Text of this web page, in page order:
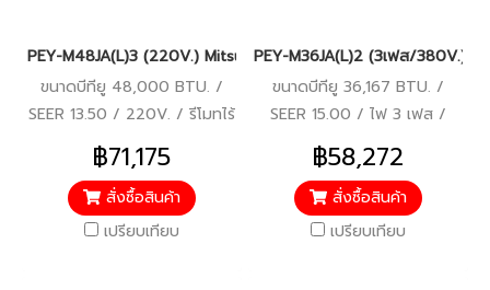
PEY-M48JA(L)3 (220V.) Mitsubishi Electric Mr.Slim รุ่นซ่อนในฝ้
ขนาดบีทียู 48,000 BTU. /
SEER 13.50 / 220V. / รีโมทไร้
฿71,175
สั่งซื้อสินค้า
เปรียบเทียบ
PEY-M36JA(L)2 (3เฟส/380V.)
ขนาดบีทียู 36,167 BTU. /
SEER 15.00 / ไฟ 3 เฟส /
380V. / ประหยัดไฟเบอร์ 5 /
รีโมทไร้สาย
฿58,272
สั่งซื้อสินค้า
เปรียบเทียบ